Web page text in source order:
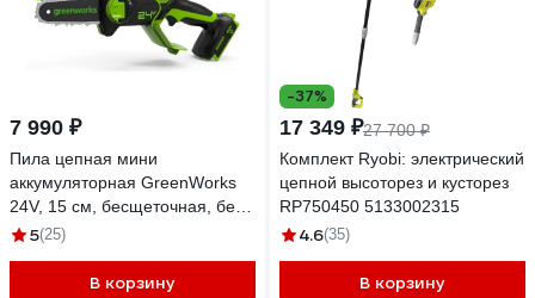
7 990 ₽
Пила цепная мини
аккумуляторная GreenWorks
24V, 15 см, бесщеточная, без
АКБ и ЗУ 2008707
5(25)
В корзину
-37%
17 349 ₽27 700 ₽
Комплект Ryobi: электрический
цепной высоторез и кусторез
RP750450 5133002315
4.6(35)
В корзину